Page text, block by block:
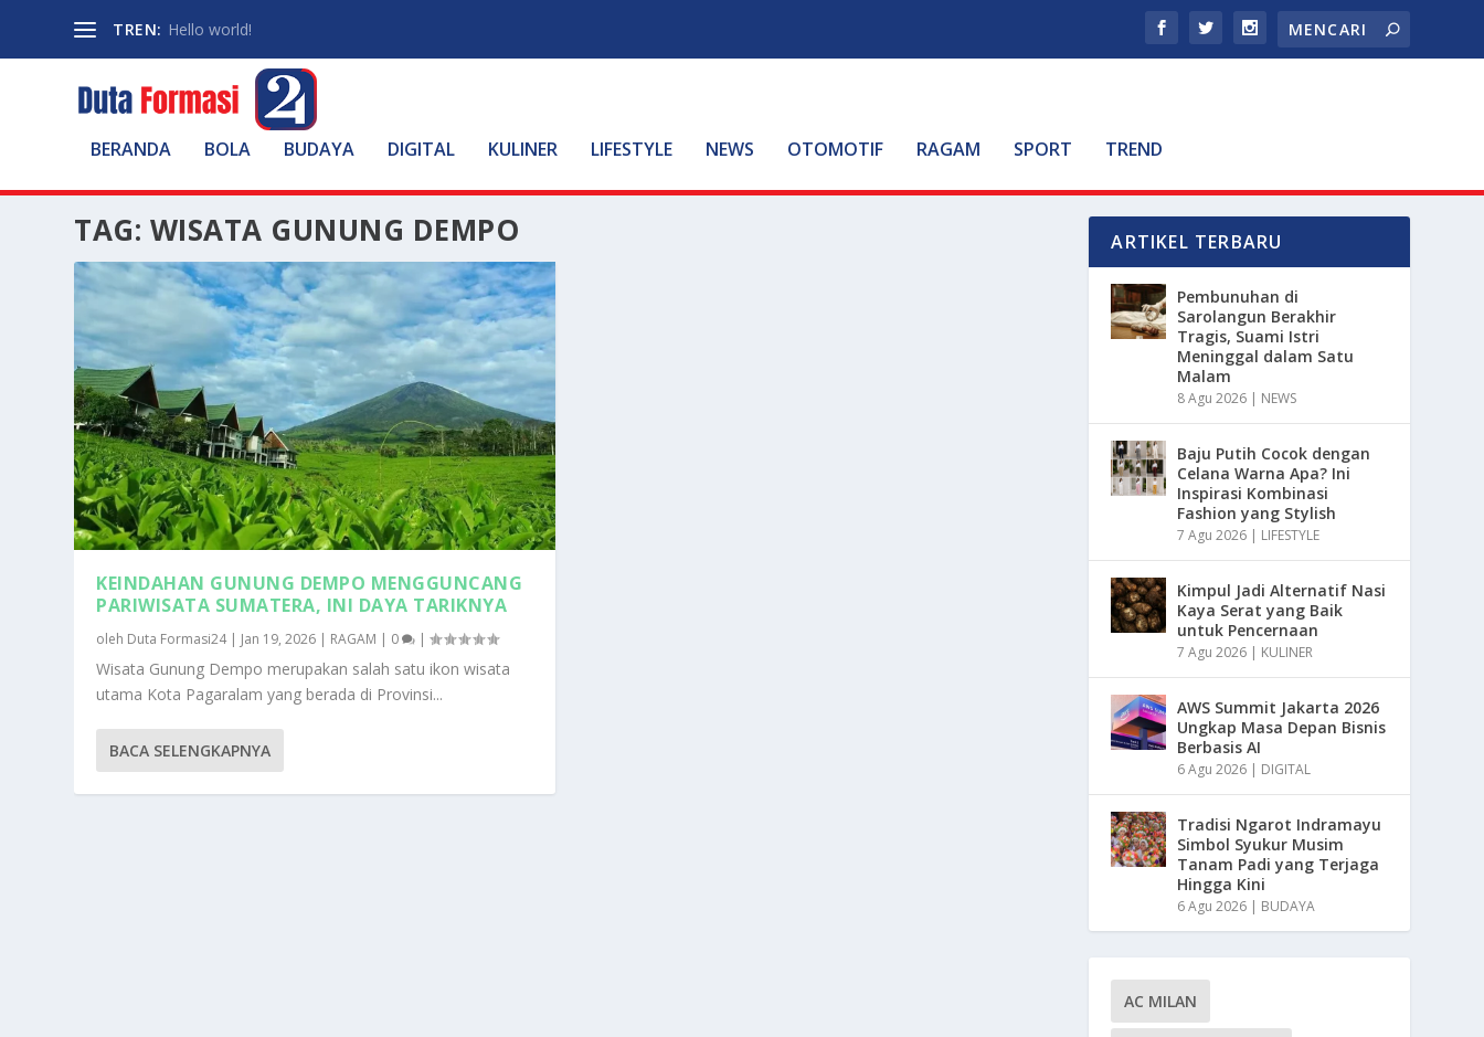
TREN: Hello world!
BERANDA BOLA BUDAYA DIGITAL KULINER LIFESTYLE NEWS OTOMOTIF RAGAM SPORT TREND
TAG: WISATA GUNUNG DEMPO
KEINDAHAN GUNUNG DEMPO MENGGUNCANG
PARIWISATA SUMATERA, INI DAYA TARIKNYA
oleh Duta Formasi24| Jan 19, 2026 | RAGAM | 0 |
Wisata Gunung Dempo merupakan salah satu ikon wisata
utama Kota Pagaralam yang berada di Provinsi...
BACA SELENGKAPNYA
ARTIKEL TERBARU
Pembunuhan di
Sarolangun Berakhir
Tragis, Suami Istri
Meninggal dalam Satu
Malam
8 Agu 2026 | NEWS
Baju Putih Cocok dengan
Celana Warna Apa? Ini
Inspirasi Kombinasi
Fashion yang Stylish
7 Agu 2026 | LIFESTYLE
Kimpul Jadi Alternatif Nasi
Kaya Serat yang Baik
untuk Pencernaan
7 Agu 2026 | KULINER
AWS Summit Jakarta 2026
Ungkap Masa Depan Bisnis
Berbasis AI
6 Agu 2026 | DIGITAL
Tradisi Ngarot Indramayu
Simbol Syukur Musim
Tanam Padi yang Terjaga
Hingga Kini
6 Agu 2026 | BUDAYA
AC MILAN